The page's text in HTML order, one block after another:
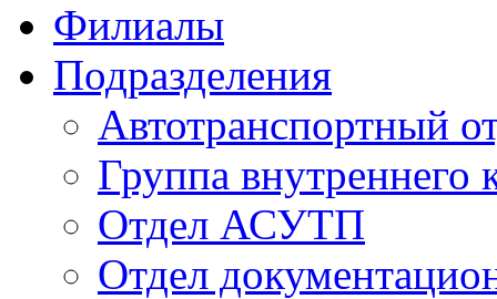
Филиалы
Подразделения
Автотранспортный
Группа внутреннего
Отдел АСУТП
Отдел